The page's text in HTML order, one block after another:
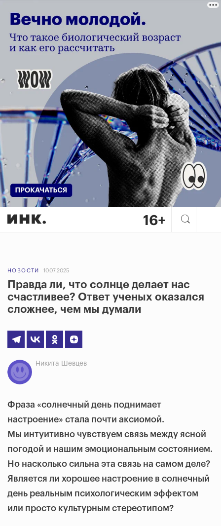
НОВОСТИ 10.07.2025
Правда ли, что солнце делает нас
счастливее? Ответ ученых оказался
сложнее, чем мы думали
Никита Шевцев
Фраза «солнечный день поднимает
настроение» стала почти аксиомой.
Мы интуитивно чувствуем связь между ясной
погодой и нашим эмоциональным состоянием.
Но насколько сильна эта связь на самом деле?
Является ли хорошее настроение в солнечный
день реальным психологическим эффектом
или просто культурным стереотипом?